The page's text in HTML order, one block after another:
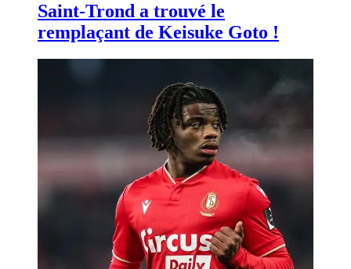
Saint-Trond a trouvé le
remplaçant de Keisuke Goto !